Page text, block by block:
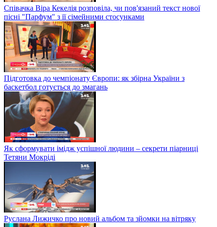
Співачка Віра Кекелія розповіла, чи пов'язаний текст нової
пісні "Парфум" з її сімейними стосунками
Підготовка до чемпіонату Європи: як збірна України з
баскетбол готується до змагань
Як сформувати імідж успішної людини – секрети піарниці
Тетяни Мокріді
Руслана Лижичко про новий альбом та зйомки на вітряку